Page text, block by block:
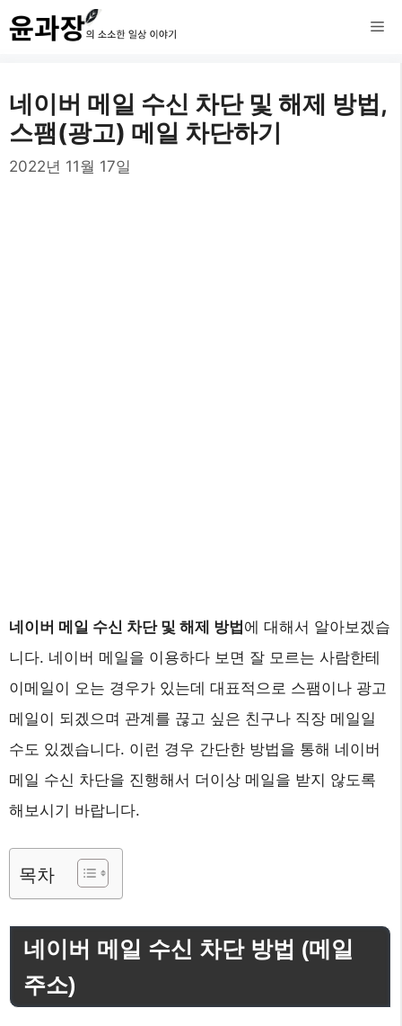
컨
텐
로
건
너
메
네이버 메일 수신 차단 및 해제 방법,
스팸(광고) 메일 차단하기
2022년 11월 17일
네이버 메일 수신 차단 및 해제 방법에 대해서 알아보겠습
니다. 네이버 메일을 이용하다 보면 잘 모르는 사람한테
이메일이 오는 경우가 있는데 대표적으로 스팸이나 광고
메일이 되겠으며 관계를 끊고 싶은 친구나 직장 메일일
수도 있겠습니다. 이런 경우 간단한 방법을 통해 네이버
메일 수신 차단을 진행해서 더이상 메일을 받지 않도록
해보시기 바랍니다.
목차
네이버 메일 수신 차단 방법 (메일
주소)